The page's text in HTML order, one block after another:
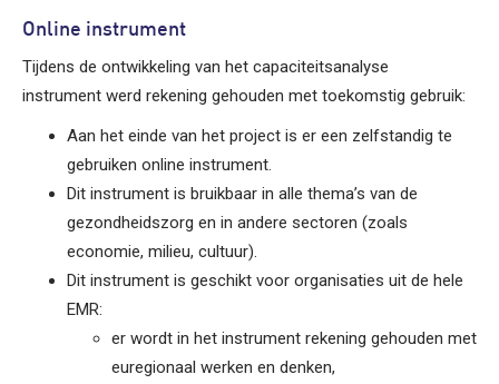
Online instrument
Tijdens de ontwikkeling van het capaciteitsanalyse
instrument werd rekening gehouden met toekomstig gebruik:
Aan het einde van het project is er een zelfstandig te
gebruiken online instrument.
Dit instrument is bruikbaar in alle thema’s van de
gezondheidszorg en in andere sectoren (zoals
economie, milieu, cultuur).
Dit instrument is geschikt voor organisaties uit de hele
EMR:
er wordt in het instrument rekening gehouden met
euregionaal werken en denken,